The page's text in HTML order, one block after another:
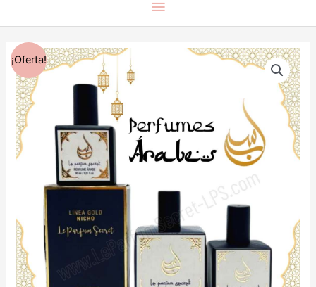
¡Oferta!
Rango
de
desde
7,50€
hasta
Perfumes
Árabes
cantidad